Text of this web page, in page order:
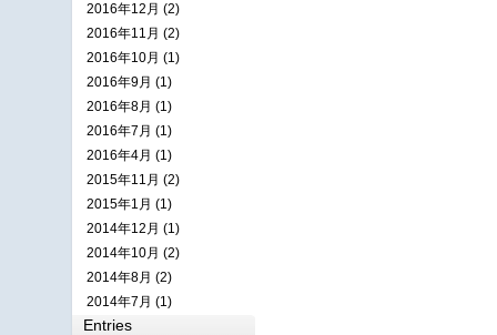
2016年12月 (2)
2016年11月 (2)
2016年10月 (1)
2016年9月 (1)
2016年8月 (1)
2016年7月 (1)
2016年4月 (1)
2015年11月 (2)
2015年1月 (1)
2014年12月 (1)
2014年10月 (2)
2014年8月 (2)
2014年7月 (1)
Entries